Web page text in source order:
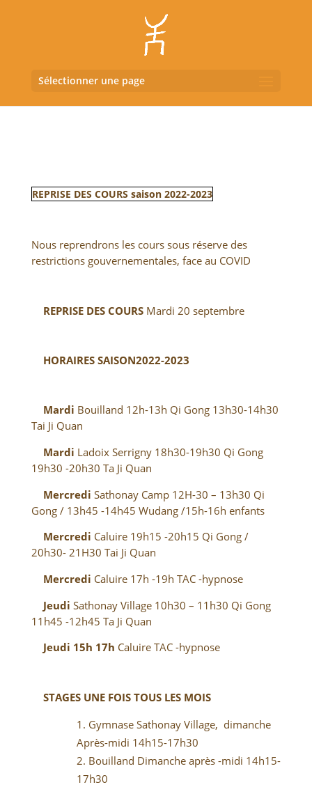
Sélectionner une page
REPRISE DES COURS saison 2022-2023
Nous reprendrons les cours sous réserve des
restrictions gouvernementales, face au COVID
REPRISE DES COURS Mardi 20 septembre
HORAIRES SAISON2022-2023
Mardi Bouilland 12h-13h Qi Gong 13h30-14h30
Tai Ji Quan
Mardi Ladoix Serrigny 18h30-19h30 Qi Gong
19h30 -20h30 Ta Ji Quan
Mercredi Sathonay Camp 12H-30 – 13h30 Qi
Gong / 13h45 -14h45 Wudang /15h-16h enfants
Mercredi Caluire 19h15 -20h15 Qi Gong /
20h30- 21H30 Tai Ji Quan
Mercredi Caluire 17h -19h TAC -hypnose
Jeudi Sathonay Village 10h30 – 11h30 Qi Gong
11h45 -12h45 Ta Ji Quan
Jeudi 15h 17h Caluire TAC -hypnose
STAGES UNE FOIS TOUS LES MOIS
Gymnase Sathonay Village, dimanche
Après-midi 14h15-17h30
Bouilland Dimanche après -midi 14h15-
17h30